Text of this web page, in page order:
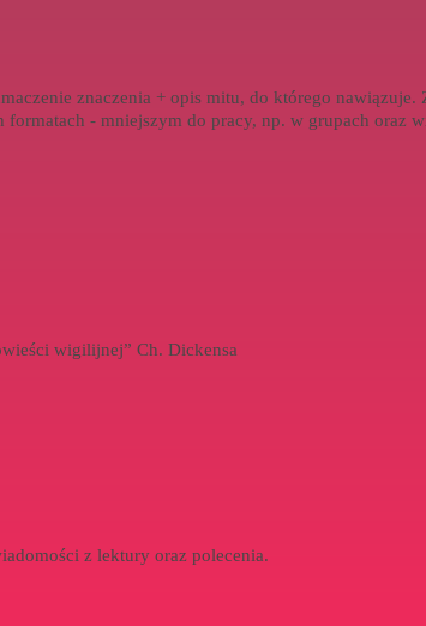
znaczenia + opis mitu, do którego
- mniejszym do pracy, np. w grupach oraz
wigilijnej” Ch. Dickensa
z lektury oraz polecenia.